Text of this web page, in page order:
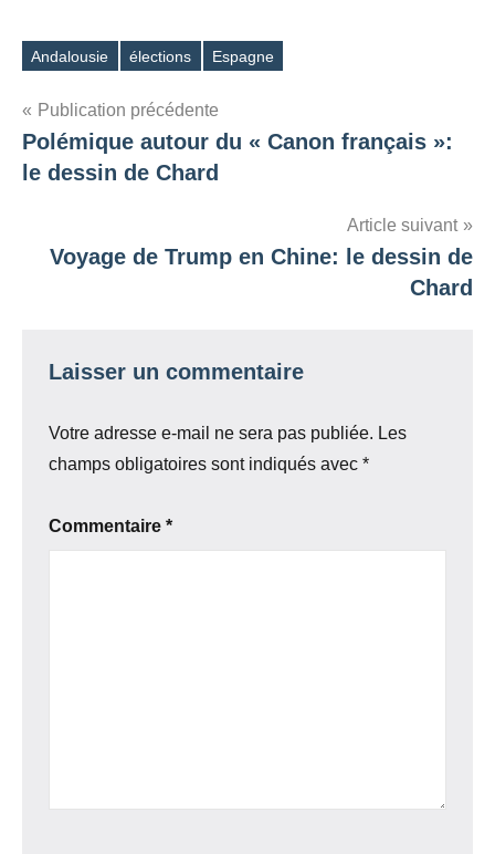
Étiquettes
Andalousie élections Espagne
Navigation
de
Publication précédente
Polémique autour du « Canon français »:
le dessin de Chard
Article suivant
Voyage de Trump en Chine: le dessin de
Chard
Laisser un commentaire
Votre adresse e-mail ne sera pas publiée. Les
champs obligatoires sont indiqués avec *
Commentaire *